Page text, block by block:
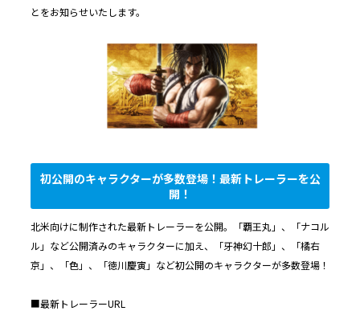
とをお知らせいたします。
初公開のキャラクターが多数登場！最新トレーラーを公
開！
北米向けに制作された最新トレーラーを公開。「覇王丸」、「ナコル
ル」など公開済みのキャラクターに加え、「牙神幻十郎」、「橘右
京」、「色」、「徳川慶寅」など初公開のキャラクターが多数登場！
■最新トレーラーURL